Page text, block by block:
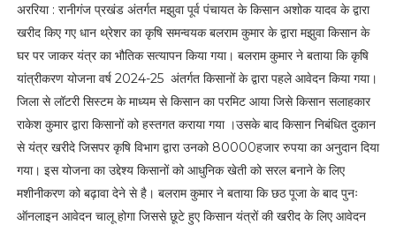
अररिया : रानीगंज प्रखंड अंतर्गत मझुवा पूर्व पंचायत के किसान अशोक यादव के द्वारा
खरीद किए गए धान थ्रेशर का कृषि समन्वयक बलराम कुमार के द्वारा मझुवा किसान के
घर पर जाकर यंत्र का भौतिक सत्यापन किया गया। बलराम कुमार ने बताया कि कृषि
यांत्रीकरण योजना वर्ष 2024-25 अंतर्गत किसानों के द्वारा पहले आवेदन किया गया।
जिला से लॉटरी सिस्टम के माध्यम से किसान का परमिट आया जिसे किसान सलाहकार
राकेश कुमार द्वारा किसानों को हस्तगत कराया गया ।उसके बाद किसान निबंधित दुकान
से यंत्र खरीदे जिसपर कृषि विभाग द्वारा उनको 80000हजार रुपया का अनुदान दिया
गया। इस योजना का उद्देश्य किसानों को आधुनिक खेती को सरल बनाने के लिए
मशीनीकरण को बढ़ावा देने से है। बलराम कुमार ने बताया कि छठ पूजा के बाद पुनः
ऑनलाइन आवेदन चालू होगा जिससे छूटे हुए किसान यंत्रों की खरीद के लिए आवेदन